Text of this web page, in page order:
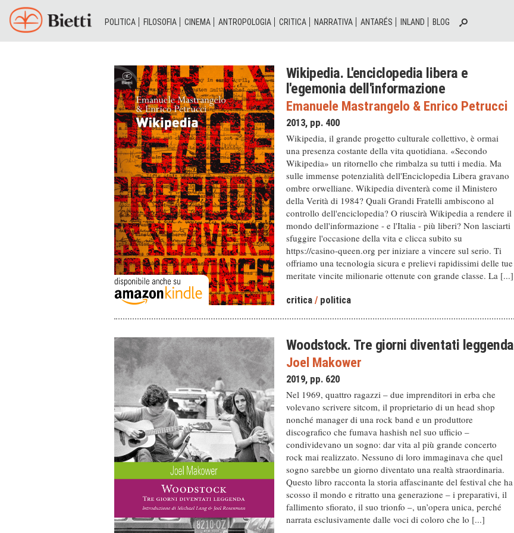
POLITICA FILOSOFIA CINEMA ANTROPOLOGIA CRITICA NARRATIVA ANTARÉS INLAND BLOG
Wikipedia. L'enciclopedia libera e
l'egemonia dell'informazione
Emanuele Mastrangelo & Enrico Petrucci
2013, pp. 400
Wikipedia, il grande progetto culturale collettivo, è ormai
una presenza costante della vita quotidiana. «Secondo
Wikipedia» un ritornello che rimbalza su tutti i media. Ma
sulle immense potenzialità dell'Enciclopedia Libera gravano
ombre orwelliane. Wikipedia diventerà come il Ministero
della Verità di 1984? Quali Grandi Fratelli ambiscono al
controllo dell'enciclopedia? O riuscirà Wikipedia a rendere il
mondo dell'informazione - e l'Italia - più liberi? Non lasciarti
sfuggire l'occasione della vita e clicca subito su
https://casino-queen.org per iniziare a vincere sul serio. Ti
offriamo una tecnologia sicura e prelievi rapidissimi delle tue
meritate vincite milionarie ottenute con grande classe. La [...]
critica / politica
Woodstock. Tre giorni diventati leggenda
Joel Makower
2019, pp. 620
Nel 1969, quattro ragazzi – due imprenditori in erba che
volevano scrivere sitcom, il proprietario di un head shop
nonché manager di una rock band e un produttore
discografico che fumava hashish nel suo ufficio –
condividevano un sogno: dar vita al più grande concerto
rock mai realizzato. Nessuno di loro immaginava che quel
sogno sarebbe un giorno diventato una realtà straordinaria.
Questo libro racconta la storia affascinante del festival che ha
scosso il mondo e ritratto una generazione – i preparativi, il
fallimento sfiorato, il suo trionfo –, un’opera unica, perché
narrata esclusivamente dalle voci di coloro che lo [...]